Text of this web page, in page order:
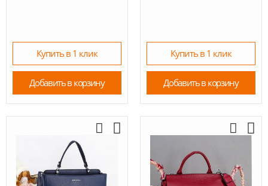
Купить в 1 клик
Добавить в корзину
Купить в 1 клик
Добавить в корзину